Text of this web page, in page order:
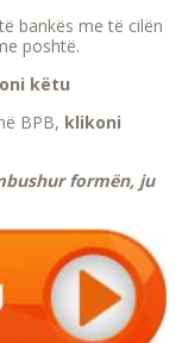
bankës me të cilën
poshtë.
këtu
BPB, klikoni
formën, ju